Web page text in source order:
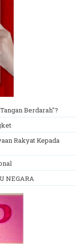
Berdarah"?
Rakyat Kepada
NEGARA